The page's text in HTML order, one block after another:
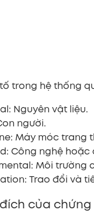
trong hệ thống
Nguyên vật liệu.
người.
Máy móc trang
Công nghệ hoặc
Môi trường
Trao đổi và
của chứng